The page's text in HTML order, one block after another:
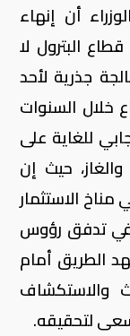
أن إنهاء
البترول لا
جذرية لأحد
خلال السنوات
للغاية على
حيث إن
الاستثمار
في تدفق رؤوس
الطريق أمام
والاستكشاف
لتحقيقه.